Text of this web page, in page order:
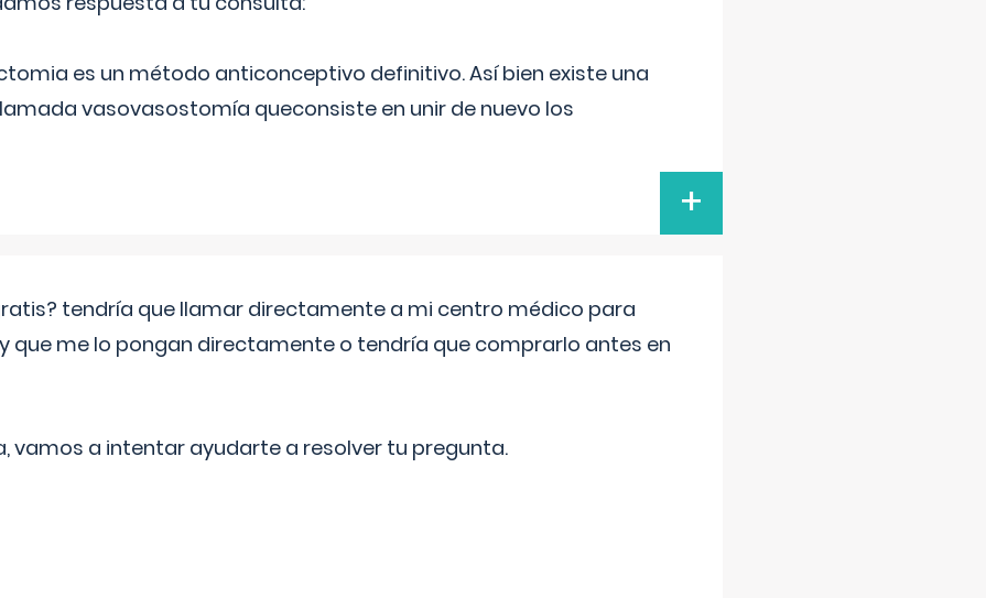
es un método anticonceptivo definitivo. Así bien existe una
vasovasostomía queconsiste en unir de nuevo los
+
tendría que llamar directamente a mi centro médico para
que me lo pongan directamente o tendría que comprarlo antes en
vamos a intentar ayudarte a resolver tu pregunta.